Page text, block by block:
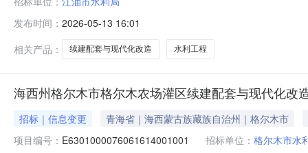
发布时间： 2026-05-13 16:01
相关产品：
续建配套与现代化改造 水利工程
海西州格尔木市格尔木农场灌区续建配套与现代化改
招标｜信息变更
青海省｜海西蒙古族藏族自治州｜格尔木市
项目编号： E6301000076061614001001 招标单位： 格尔木市水